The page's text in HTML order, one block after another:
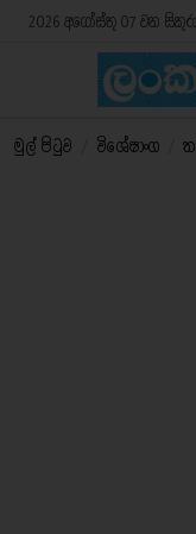
2026 අගෝස්තු 07 වන
මුල් පිටුව විශේෂාංග